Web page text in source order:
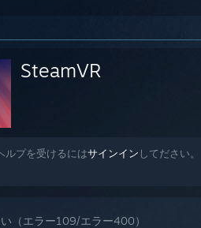
SteamVR
ルプを受けるにはサインイン してださい。
（エラー109/エラー400）